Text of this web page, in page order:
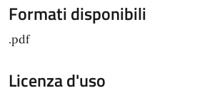
Formati disponibili
.pdf
Licenza d'uso